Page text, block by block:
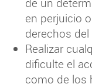
en perjuicio
derechos
Realizar
dificulte el
como de los